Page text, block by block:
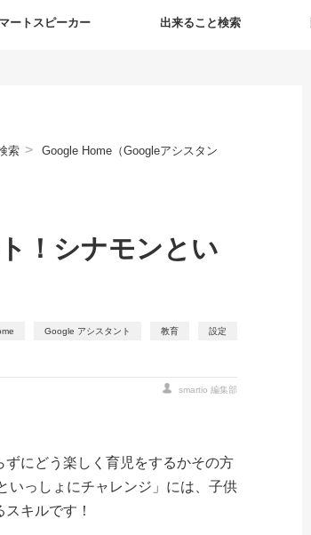
ートスピーカー 出来ること検索
索 >
Google Home（Googleアシスタン
！シナモンとい
Google アシスタント 教育 設定
smartio 編集部
にどう楽しく育児をするかその方
いっしょにチャレンジ」には、子供
キルです！